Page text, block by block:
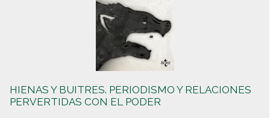
HIENAS Y BUITRES. PERIODISMO Y RELACIONES
PERVERTIDAS CON EL PODER